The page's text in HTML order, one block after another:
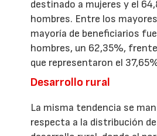
destinado a mujeres y el
hombres. Entre los
mayoría de beneficiarios
hombres, un 62,35%,
que representaron el
Desarrollo rural
La misma tendencia se
respecta a la distribución